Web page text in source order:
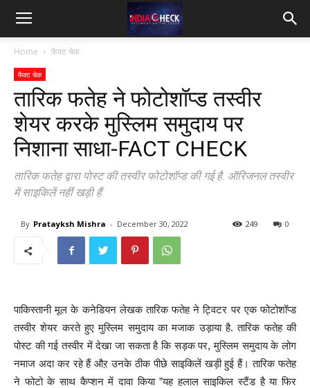
IndiaCheck
Home फैक्ट चेक
फैक्ट चेक
तारिक फतेह ने फोटोशॉप्ड तस्वीर
शेयर करके मुस्लिम समुदाय पर
निशाना साधा-FACT CHECK
तारिक फतेह द्वारा पोस्ट की तस्वीर फोटोशॉप्ड की गई है. ऑरिजनल तस्वीर
में साइकिलें नहीं खड़ी हैं.
By Pratayksh Mishra - December 30, 2022 0
249
पाकिस्तानी मूल के कनेडियन लेखक तारिक फतेह ने ट्विटर पर एक फोटोशॉप्ड
तस्वीर शेयर करते हुए मुस्लिम समुदाय का मजाक उड़ाया है. तारिक फतेह की
पोस्ट की गई तस्वीर में देखा जा सकता है कि सड़क पर, मुस्लिम समुदाय के लोग
नमाज अदा कर रहे हैं औऱ उनके ठीक पीछे साइकिलें खड़ी हुई हैं। तारिक फतेह
ने फोटो के साथ कैप्शन में दावा किया ”यह हलाल साइकिल स्टैंड है या फिर